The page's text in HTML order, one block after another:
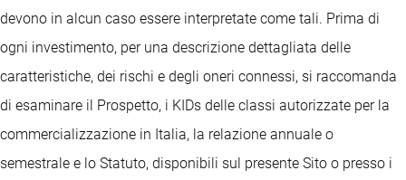
devono in alcun caso essere interpretate come tali. Prima di
ogni investimento, per una descrizione dettagliata delle
caratteristiche, dei rischi e degli oneri connessi, si raccomanda
di esaminare il Prospetto, i KIDs delle classi autorizzate per la
commercializzazione in Italia, la relazione annuale o
semestrale e lo Statuto, disponibili sul presente Sito o presso i